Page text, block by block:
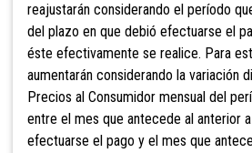
reajustarán considerando el período
del plazo en que debió efectuarse el
éste efectivamente se realice. Para
aumentarán considerando la variación
Precios al Consumidor mensual del
entre el mes que antecede al anterior
efectuarse el pago y el mes que